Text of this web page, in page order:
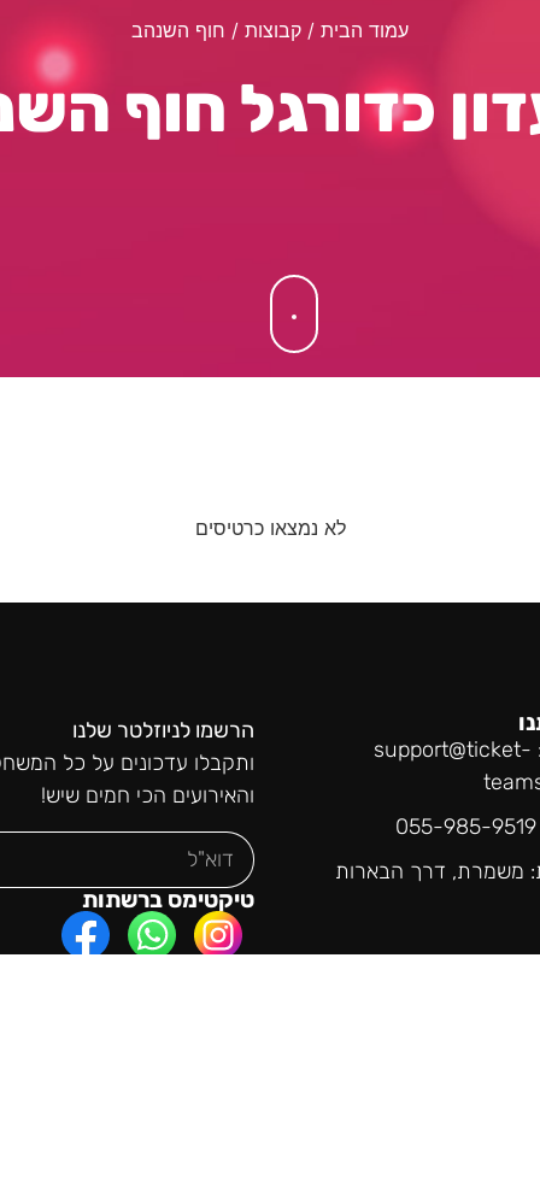
עמוד הבית / קבוצות / חוף השנהב
כדורגל חוף
לא נמצאו כרטיסים
support@ticket-
משמרת, דרך הבארות
הרשמו לניוזלטר שלנו
ותקבלו עדכונים על כל
והאירועים הכי חמים שיש!
טיקטימס ברשתות